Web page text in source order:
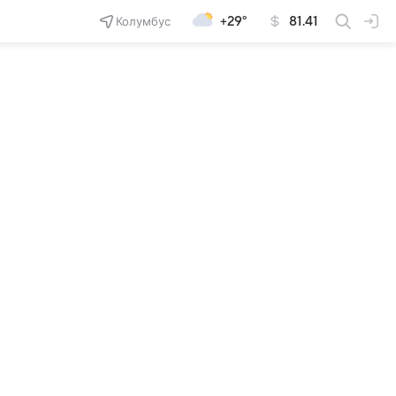
Колумбус +29° 81.41